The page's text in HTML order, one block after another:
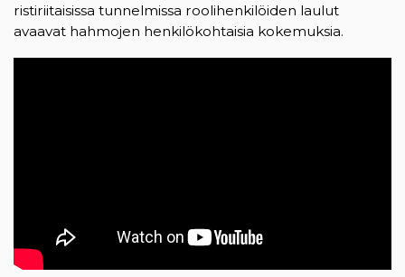
ristiriitaisissa tunnelmissa roolihenkilöiden laulut
avaavat hahmojen henkilökohtaisia kokemuksia.